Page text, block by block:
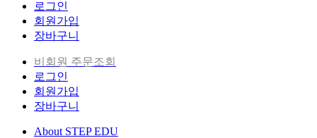
로그인
회원가입
장바구니
비회원 주문조회
로그인
회원가입
장바구니
About STEP EDU